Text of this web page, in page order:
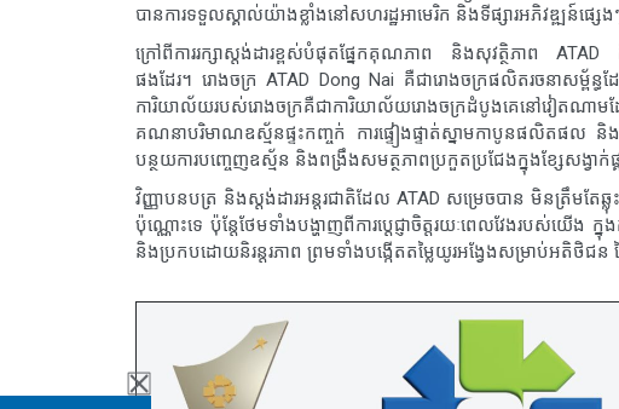
បានការទទួលស្គាល់យ៉ាងខ្លាំងនៅសហរដ្ឋអាមេរិក និងទីផ្សារអភិវឌ្ឍន៍ផ្សេ
ក្រៅពីការរក្សាស្តង់ដារខ្ពស់បំផុតផ្នែកគុណភាព និងសុវត្ថិភាព
ផងដែរ។ រោងចក្រ ATAD Dong Nai គឺជារោងចក្រផលិតរចនាសម្ព័
ការិយាល័យរបស់រោងចក្រគឺជាការិយាល័យរោងចក្រដំបូងគេនៅវៀតណាម
គណនាបរិមាណឧស្ម័នផ្ទះកញ្ចក់ ការផ្ទៀងផ្ទាត់ស្នាមកាបូនផលិតផល និង
បន្ថយការបញ្ចេញឧស្ម័ន និងពង្រឹងសមត្ថភាពប្រកួតប្រជែងក្នុងខ្សែសង្វា
វិញ្ញាបនបត្រ និងស្តង់ដារអន្តរជាតិដែល ATAD សម្រេចបាន មិនត្រឹមត
ប៉ុណ្ណោះទេ ប៉ុន្តែថែមទាំងបង្ហាញពីការប្តេជ្ញាចិត្តរយៈពេលវែងរបស់យ
និងប្រកបដោយនិរន្តរភាព ព្រមទាំងបង្កើតតម្លៃយូរអង្វែងសម្រាប់អ